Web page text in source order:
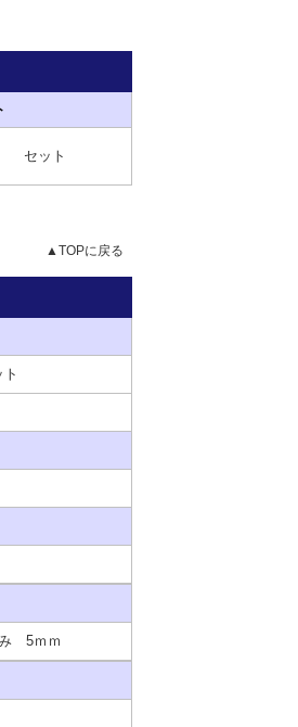
セット
▲TOPに戻る
5ｍｍ